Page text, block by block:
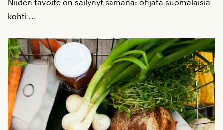
Niiden tavoite on säilynyt samana: ohjata suomalaisia
kohti ...